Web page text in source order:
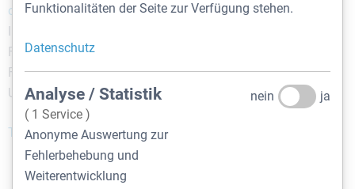
office(at)buildings4future.at
Internet:
Firmenbuchnummer: FN 460926h
Firmenbuchgericht: Handelsgericht Wien
UID-Nr.: ATU 71842928
TYPO3 Webagentur LIMESODA
Funktionalitäten der Seite zur Verfügung stehen.
Datenschutz
Analyse / Statistik
( 1 Service )
Anonyme Auswertung zur
Fehlerbehebung und
Weiterentwicklung
nein ja